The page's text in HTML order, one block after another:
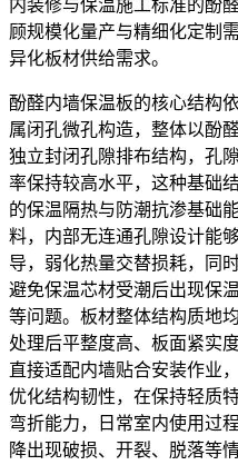
内装修与保温施工标准的酚
顾规模化量产与精细化定制
异化板材供给需求。
酚醛内墙保温板的核心结构
属闭孔微孔构造，整体以酚
独立封闭孔隙排布结构，孔
率保持较高水平，这种基础
的保温隔热与防潮抗渗基础
料，内部无连通孔隙设计能
导，弱化热量交替损耗，同
避免保温芯材受潮后出现保
等问题。板材整体结构质地
处理后平整度高、板面紧实
直接适配内墙贴合安装作业
优化结构韧性，在保持轻质
弯折能力，日常室内使用过
降出现破损、开裂、脱落等